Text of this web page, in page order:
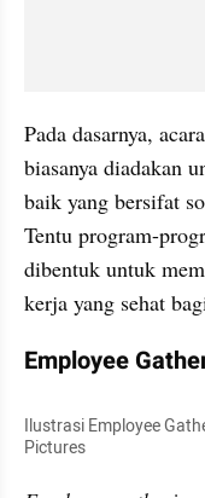
Pada dasarnya,
biasanya diadakan
baik yang bersifat
Tentu program-
dibentuk untuk
kerja yang sehat
Employee
Ilustrasi Employee
Pictures